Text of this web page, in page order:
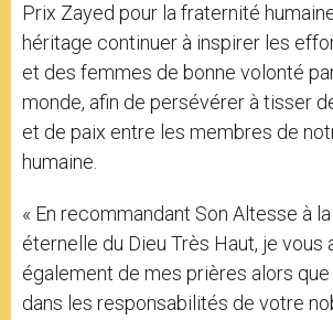
Prix Zayed pour la fraternité
héritage continuer à inspirer les
et des femmes de bonne volonté
monde, afin de persévérer à tisser
et de paix entre les membres de
humaine.
« En recommandant Son Altesse à
éternelle du Dieu Très Haut, je vous
également de mes prières alors
dans les responsabilités de votre